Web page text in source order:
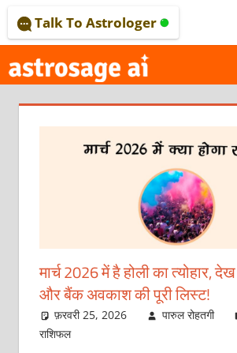
to
content
–
Talk To Astrologer
मार्च 2026 में है होली का त्‍योहार,
और बैंक अवकाश की पूरी लिस्‍ट!
फ़रवरी 25, 2026 पारुल रोहतगी
राशिफल